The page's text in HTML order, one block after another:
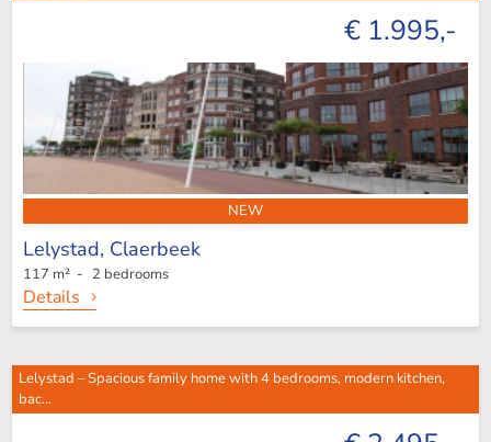
€ 1.995,-
NEW
Lelystad, Claerbeek
117 m² - 2 bedrooms
Details
Lelystad – Spacious family home with 4 bedrooms, modern kitchen,
bac...